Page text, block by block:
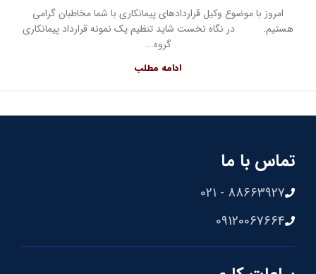
امروز با موضوع وکیل قراردادهای پیمانکاری با شما مخاطبان گرامی
هستیم. در نگاه نخست شاید تنظیم یک نمونه قرارداد پیمانکاری
گروه...
ادامه مطلب
تماس با ما
88663927 - 021
09120067664